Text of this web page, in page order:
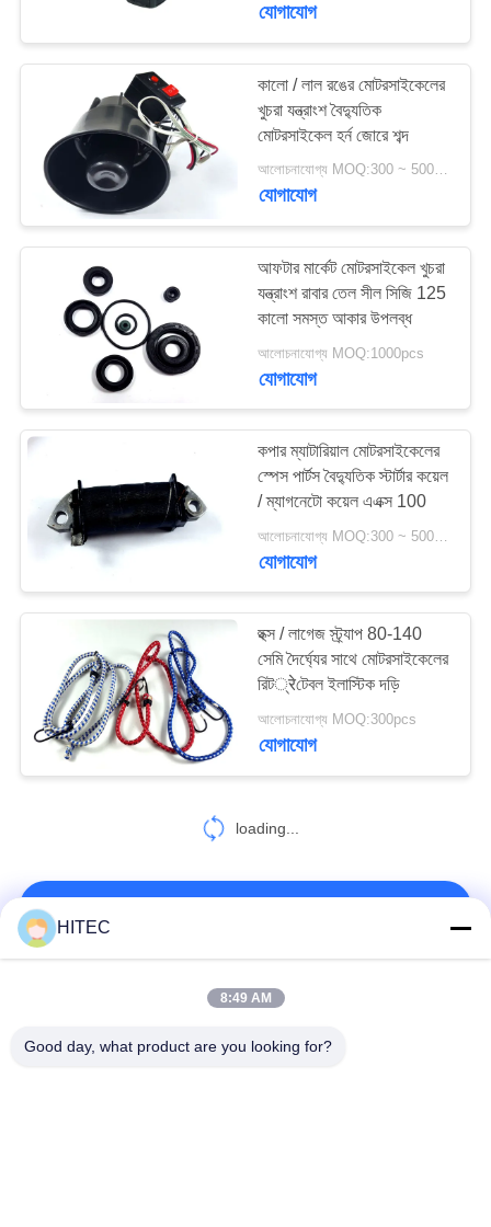
যোগাযোগ
কালো / লাল রঙের মোটরসাইকেলের
খুচরা যন্ত্রাংশ বৈদ্যুতিক
মোটরসাইকেল হর্ন জোরে শব্দ
আলোচনাযোগ্য MOQ:300 ~ 500sets সরানোর জন্য ফিরে
যোগাযোগ
আফটার মার্কেট মোটরসাইকেল খুচরা
যন্ত্রাংশ রাবার তেল সীল সিজি 125
কালো সমস্ত আকার উপলব্ধ
আলোচনাযোগ্য MOQ:1000pcs
যোগাযোগ
কপার ম্যাটারিয়াল মোটরসাইকেলের
স্পেস পার্টস বৈদ্যুতিক স্টার্টার কয়েল
/ ম্যাগনেটো কয়েল এএক্স 100
আলোচনাযোগ্য MOQ:300 ~ 500pcs
যোগাযোগ
হুক্স / লাগেজ স্ট্র্যাপ 80-140
সেমি দৈর্ঘ্যের সাথে মোটরসাইকেলের
রিট्रेটেবল ইলাস্টিক দড়ি
আলোচনাযোগ্য MOQ:300pcs
যোগাযোগ
loading...
HITEC
8:49 AM
Good day, what product are you looking for?